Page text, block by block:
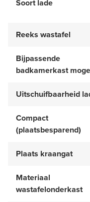
Soort lade
Reeks wastafel
Bijpassende
badkamerkast
Uitschuifbaarheid
Compact
(plaatsbesparend)
Plaats kraangat
Materiaal
wastafelonderkast